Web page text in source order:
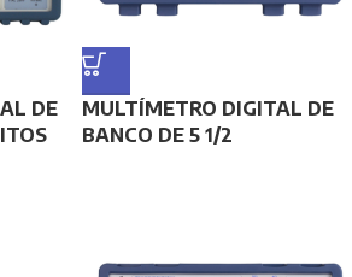
DE
MULTÍMETRO DIGITAL DE
BANCO DE 5 1/2